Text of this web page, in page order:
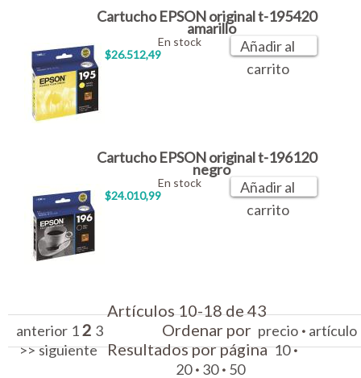
Cartucho EPSON original t-195420
amarillo
$26.512,49
En stock
Añadir al
carrito
Cartucho EPSON original t-196120
negro
$24.010,99
En stock
Añadir al
carrito
Artículos 10-18 de 43
anterior 12 3
>>siguiente
Ordenar por precio · artículo
Resultados por página10·
20 · 30 · 50